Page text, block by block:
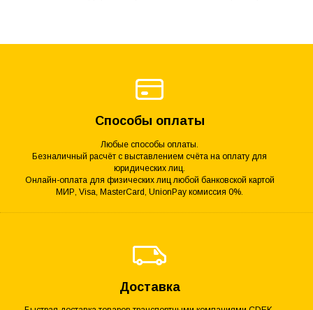
Способы оплаты
Любые способы оплаты.
Безналичный расчёт с выставлением счёта на оплату для
юридических лиц.
Онлайн-оплата для физических лиц любой банковской картой
МИР, Visa, MasterCard, UnionPay комиссия 0%.
Доставка